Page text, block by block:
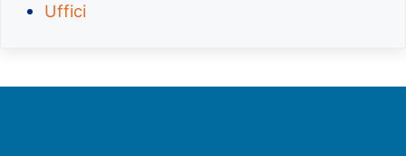
Uffici